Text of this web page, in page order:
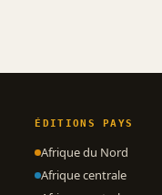
ÉDITIONS PAYS
Afrique du Nord
Afrique centrale